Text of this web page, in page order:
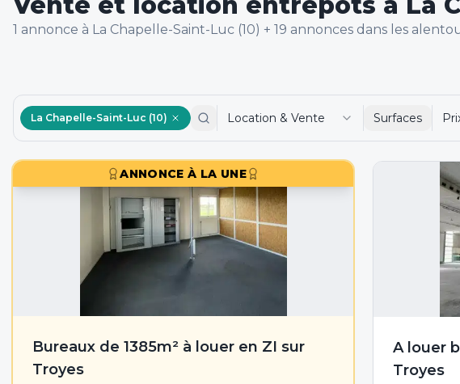
1 annonce à La Chapelle-Saint-Luc (10) + 19 annonces dans les
La Chapelle-Saint-Luc (10) Location & Vente Surfaces
ANNONCE À LA UNE
Bureaux de 1385m² à louer en ZI sur
Troyes
A louer
Troyes